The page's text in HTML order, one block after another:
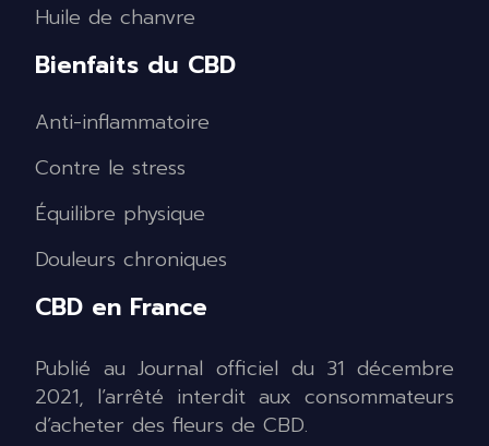
Huile de chanvre
Bienfaits du CBD
Anti-inflammatoire
Contre le stress
Équilibre physique
Douleurs chroniques
CBD en France
Publié au Journal officiel du 31 décembre
2021, l’arrêté interdit aux consommateurs
d’acheter des fleurs de CBD.